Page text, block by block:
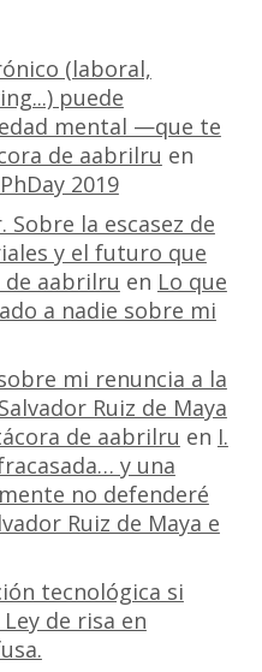
(laboral,
puede
mental —que te
de aabrilru en
2019
Sobre la escasez de
y el futuro que
de aabrilru en Lo que
a nadie sobre mi
mi renuncia a la
Ruiz de Maya
de aabrilru en I.
y una
no defenderé
Ruiz de Maya e
tecnológica si
de risa en